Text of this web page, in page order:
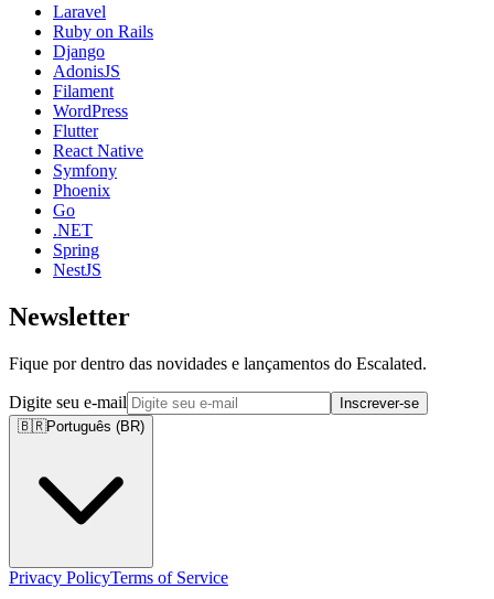
Laravel
Ruby on Rails
Django
AdonisJS
Filament
WordPress
Flutter
React Native
Symfony
Phoenix
Go
.NET
Spring
NestJS
Newsletter
Fique por dentro das novidades e lançamentos do Escalated.
Digite seu e-mail
Inscrever-se
🇧🇷Português (BR)
Privacy PolicyTerms of Service